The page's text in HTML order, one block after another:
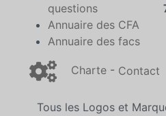
questions
Annuaire des CFA
Annuaire des facs
Charte - Contact
Tous les Logos et